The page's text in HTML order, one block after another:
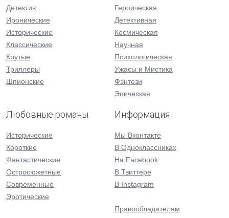
Детектив
Иронические
Исторические
Классические
Крутые
Триллеры
Шпионские
Героическая
Детективная
Космическая
Научная
Психологическая
Ужасы и Мистика
Фэнтези
Эпическая
Любовные романы
Исторические
Короткие
Фантастические
Остросюжетные
Современные
Эротические
Информация
Мы Вконтакте
В Одноклассниках
На Facebook
В Твиттере
В Instagram
Правообладателям